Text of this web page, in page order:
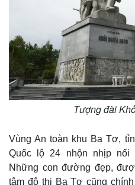
Tượng đài
Vùng An toàn khu Ba Tơ,
Quốc lộ 24 nhộn nhịp nối
Những con đường đẹp,
tâm đô thị Ba Tơ cũng